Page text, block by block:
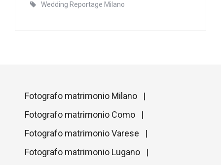
Wedding Reportage Milano
Fotografo matrimonio Milano |
Fotografo matrimonio Como |
Fotografo matrimonio Varese |
Fotografo matrimonio Lugano |